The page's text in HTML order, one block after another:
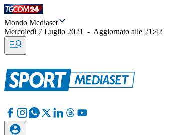
Mondo Mediaset
Mercoledì 7 Luglio 2021
- Aggiornato alle 21:42